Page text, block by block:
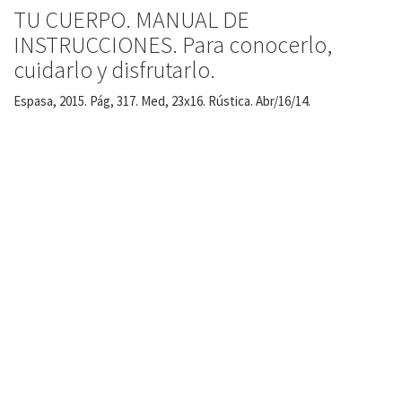
TU CUERPO. MANUAL DE
INSTRUCCIONES. Para conocerlo,
cuidarlo y disfrutarlo.
Espasa, 2015. Pág, 317. Med, 23x16. Rústica. Abr/16/14.